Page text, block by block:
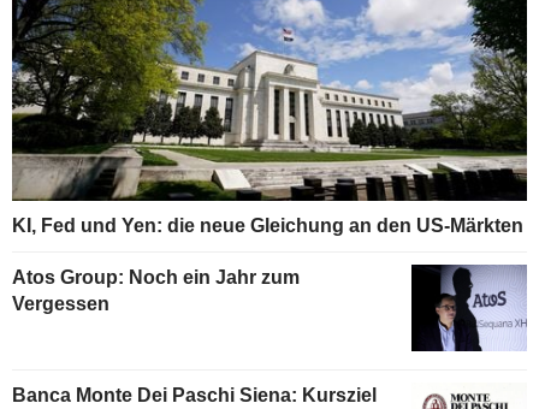
KI, Fed und Yen: die neue Gleichung an den US-Märkten
Atos Group: Noch ein Jahr zum
Vergessen
Banca Monte Dei Paschi Siena: Kursziel